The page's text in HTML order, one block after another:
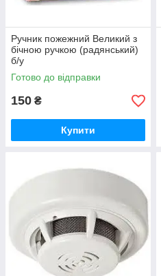
Ручник пожежний Великий з
бічною ручкою (радянський)
б/у
Готово до відправки
150 ₴
Купити